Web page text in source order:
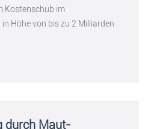
Kostenschub im
Höhe von bis zu 2 Milliarden
durch Maut-